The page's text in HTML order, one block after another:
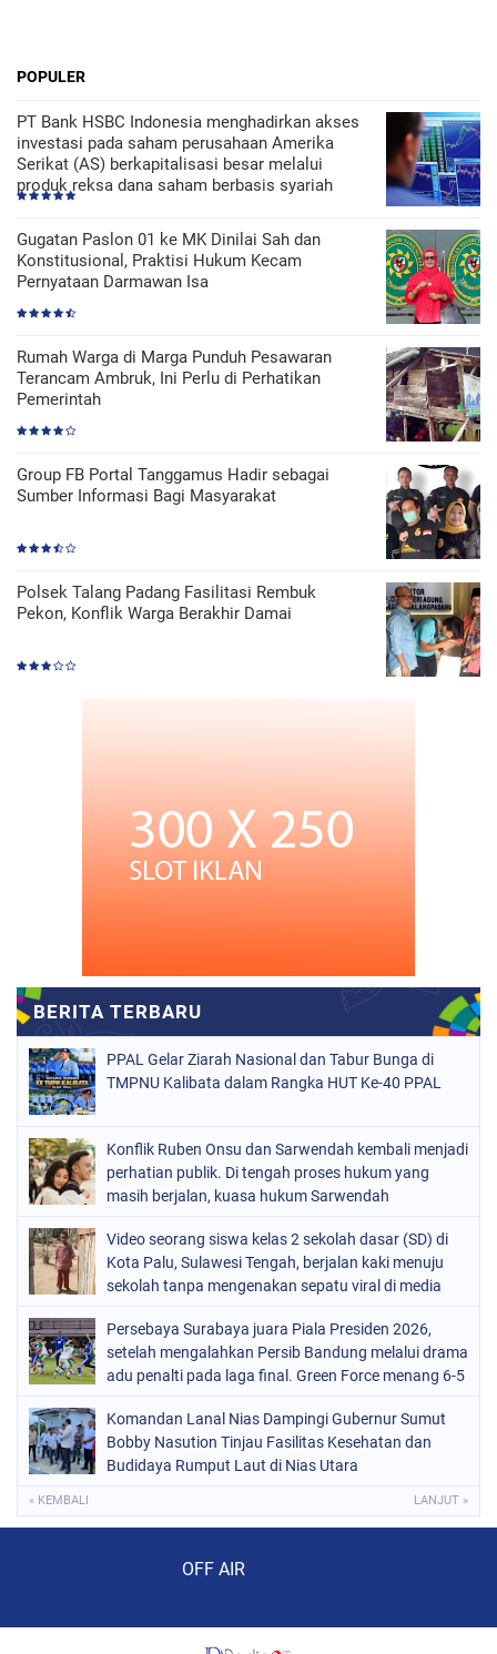
POPULER
PT Bank HSBC Indonesia menghadirkan akses
investasi pada saham perusahaan Amerika
Serikat (AS) berkapitalisasi besar melalui
produk reksa dana saham berbasis syariah
Gugatan Paslon 01 ke MK Dinilai Sah dan
Konstitusional, Praktisi Hukum Kecam
Pernyataan Darmawan Isa
Rumah Warga di Marga Punduh Pesawaran
Terancam Ambruk, Ini Perlu di Perhatikan
Pemerintah
Group FB Portal Tanggamus Hadir sebagai
Sumber Informasi Bagi Masyarakat
Polsek Talang Padang Fasilitasi Rembuk
Pekon, Konflik Warga Berakhir Damai
PPAL Gelar Ziarah Nasional dan Tabur Bunga di
TMPNU Kalibata dalam Rangka HUT Ke-40 PPAL
Konflik Ruben Onsu dan Sarwendah kembali menjadi
perhatian publik. Di tengah proses hukum yang
masih berjalan, kuasa hukum Sarwendah
Video seorang siswa kelas 2 sekolah dasar (SD) di
Kota Palu, Sulawesi Tengah, berjalan kaki menuju
sekolah tanpa mengenakan sepatu viral di media
Persebaya Surabaya juara Piala Presiden 2026,
setelah mengalahkan Persib Bandung melalui drama
adu penalti pada laga final. Green Force menang 6-5
menit
Komandan Lanal Nias Dampingi Gubernur Sumut
Bobby Nasution Tinjau Fasilitas Kesehatan dan
Budidaya Rumput Laut di Nias Utara
« KEMBALI LANJUT »
OFF AIR